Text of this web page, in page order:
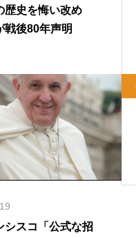
歴史を悔い改め
後80年声明
シスコ「公式な招